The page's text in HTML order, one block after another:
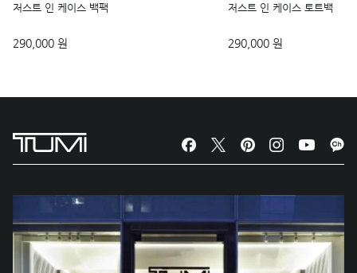
저스트 인 케이스 백팩
290,000 원
저스트 인 케이스 토트백
290,000 원